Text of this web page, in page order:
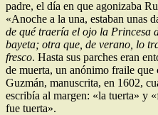
padre, el día en que agonizaba
«Anoche a la una, estaban unas
de qué traería el ojo la Princesa
bayeta; otra que, de verano, lo
fresco. Hasta sus parches eran
de muerta, un anónimo fraile que
Guzmán, manuscrita, en 1602,
escribía al margen: «la tuerta» y
fue tuerta».